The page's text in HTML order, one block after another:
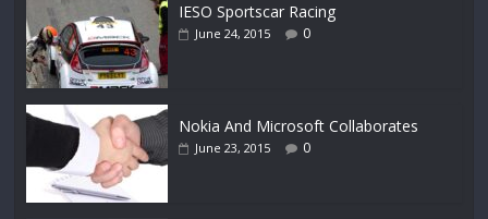
IESO Sportscar Racing
June 24, 2015 0
Nokia And Microsoft Collaborates
June 23, 2015 0